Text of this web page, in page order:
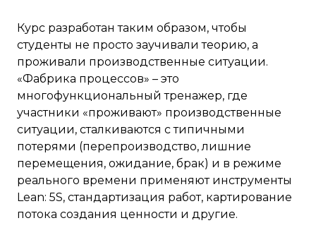
Курс разработан таким образом, чтобы
студенты не просто заучивали теорию, а
проживали производственные ситуации.
«Фабрика процессов» – это
многофункциональный тренажер, где
участники «проживают» производственные
ситуации, сталкиваются с типичными
потерями (перепроизводство, лишние
перемещения, ожидание, брак) и в режиме
реального времени применяют инструменты
Lean: 5S, стандартизация работ, картирование
потока создания ценности и другие.